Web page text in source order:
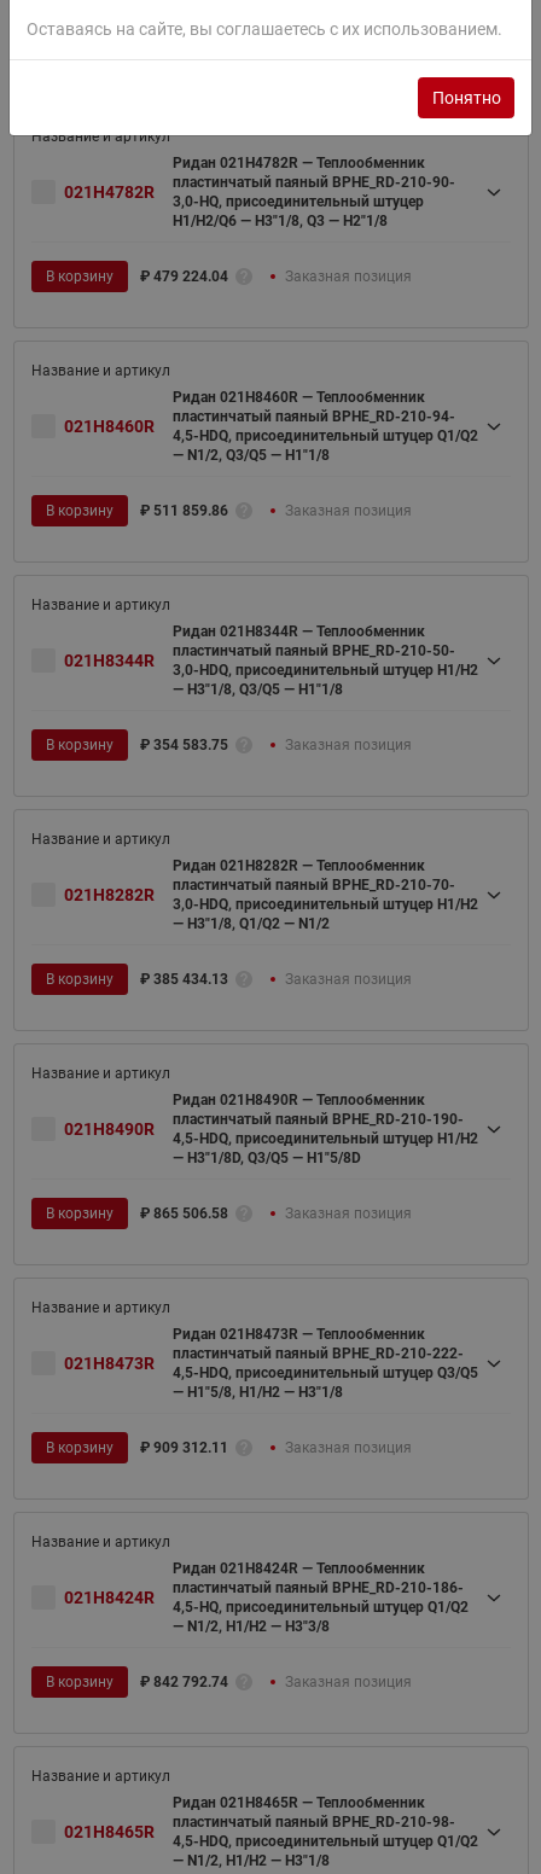
913 489.42
021H4782R
Ридан 021H4782R — Теплообменник
пластинчатый паяный BPHE_RD-210-90-
3,0-HQ, присоединительный штуцер
H1/H2/Q6 — H3"1/8, Q3 — H2"1/8
В корзину ₽ 479 224.04 Заказная позиция
021H8460R
Ридан 021H8460R — Теплообменник
пластинчатый паяный BPHE_RD-210-94-
4,5-HDQ, присоединительный штуцер Q1/Q2
— N1/2, Q3/Q5 — H1"1/8
В корзину ₽ 511 859.86 Заказная позиция
021H8344R
Ридан 021H8344R — Теплообменник
пластинчатый паяный BPHE_RD-210-50-
3,0-HDQ, присоединительный штуцер H1/H2
— H3"1/8, Q3/Q5 — H1"1/8
В корзину ₽ 354 583.75 Заказная позиция
021H8282R
Ридан 021H8282R — Теплообменник
пластинчатый паяный BPHE_RD-210-70-
3,0-HDQ, присоединительный штуцер H1/H2
— H3"1/8, Q1/Q2 — N1/2
В корзину ₽ 385 434.13 Заказная позиция
021H8490R
Ридан 021H8490R — Теплообменник
пластинчатый паяный BPHE_RD-210-190-
4,5-HDQ, присоединительный штуцер H1/H2
— H3"1/8D, Q3/Q5 — H1"5/8D
В корзину ₽ 865 506.58 Заказная позиция
021H8473R
Ридан 021H8473R — Теплообменник
пластинчатый паяный BPHE_RD-210-222-
4,5-HDQ, присоединительный штуцер Q3/Q5
— H1"5/8, H1/H2 — H3"1/8
В корзину ₽ 909 312.11 Заказная позиция
021H8424R
Ридан 021H8424R — Теплообменник
пластинчатый паяный BPHE_RD-210-186-
4,5-HQ, присоединительный штуцер Q1/Q2
— N1/2, H1/H2 — H3"3/8
В корзину ₽ 842 792.74 Заказная позиция
021H8465R
Ридан 021H8465R — Теплообменник
пластинчатый паяный BPHE_RD-210-98-
4,5-HDQ, присоединительный штуцер Q1/Q2
— N1/2, H1/H2 — H3"1/8
Оставаясь на сайте, вы соглашаетесь с их использованием.
Понятно